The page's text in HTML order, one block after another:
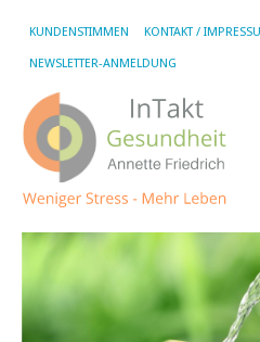
KUNDENSTIMMEN KONTAKT /
NEWSLETTER-ANMELDUNG